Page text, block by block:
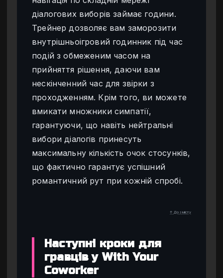
діалогових виборів займає години.
Трейнер дозволяє вам заморозити
внутрішньоігровий годинник під час
подій з обмеженим часом на
прийняття рішення, даючи вам
нескінченний час для звірки з
проходженням. Крім того, ви можете
вмикати множники симпатії,
гарантуючи, що навіть нейтральні
вибори діалогів принесуть
максимальну кількість очок стосунків,
що фактично гарантує успішний
романтичний рут при кожній спробі.
↑ До змісту
Наступні кроки для
гравців у With Your
Coworker